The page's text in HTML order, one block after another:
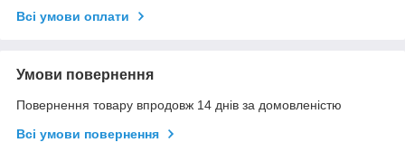
Всі умови оплати
Умови повернення
Повернення товару впродовж 14 днів за домовленістю
Всі умови повернення